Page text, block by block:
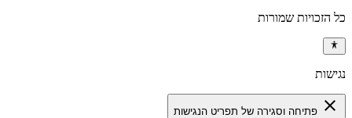
כל הזכויות שמורות
נגישות
close פתיחה וסגירה של תפריט הנגישות